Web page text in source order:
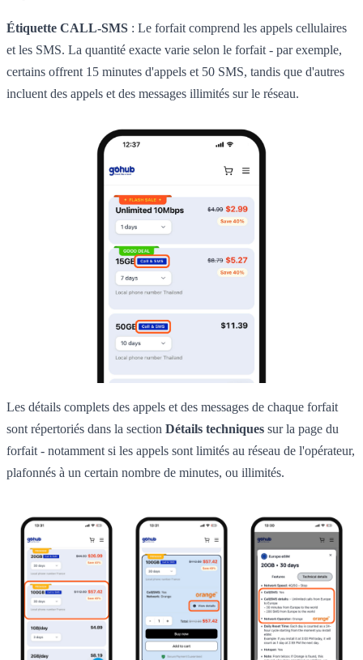
Étiquette CALL-SMS : Le forfait comprend les appels cellulaires
et les SMS. La quantité exacte varie selon le forfait - par exemple,
certains offrent 15 minutes d'appels et 50 SMS, tandis que d'autres
incluent des appels et des messages illimités sur le réseau.
Les détails complets des appels et des messages de chaque forfait
sont répertoriés dans la section Détails techniques sur la page du
forfait - notamment si les appels sont limités au réseau de l'opérateur,
plafonnés à un certain nombre de minutes, ou illimités.